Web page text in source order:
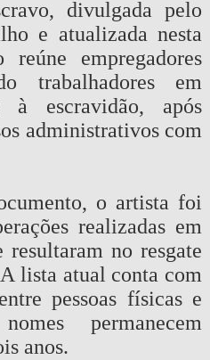
divulgada pelo
e atualizada nesta
reúne empregadores
trabalhadores em
à escravidão, após
administrativos com
o artista foi
realizadas em
resultaram no resgate
lista atual conta com
pessoas físicas e
permanecem
anos.